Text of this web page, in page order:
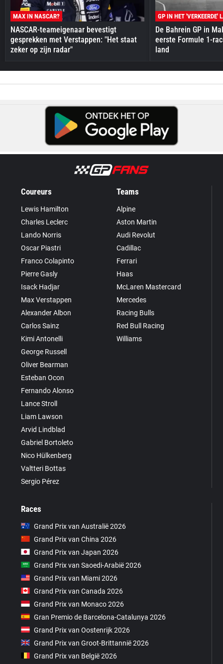
MAX IN NASCAR?
NASCAR-teameigenaar bevestigt
gesprekken met Verstappen: "Het staat
zeker op zijn radar"
GP IN HET 'VERKEERDE'
De Bahrein GP in
eerste Formule 1-
land
Coureurs
Lewis Hamilton
Charles Leclerc
Lando Norris
Oscar Piastri
Franco Colapinto
Pierre Gasly
Isack Hadjar
Max Verstappen
Alexander Albon
Carlos Sainz
Kimi Antonelli
George Russell
Oliver Bearman
Esteban Ocon
Fernando Alonso
Lance Stroll
Liam Lawson
Arvid Lindblad
Gabriel Bortoleto
Nico Hülkenberg
Valtteri Bottas
Sergio Pérez
Teams
Alpine
Aston Martin
Audi Revolut
Cadillac
Ferrari
Haas
McLaren Mastercard
Mercedes
Racing Bulls
Red Bull Racing
Williams
Races
Grand Prix van Australië 2026
Grand Prix van China 2026
Grand Prix van Japan 2026
Grand Prix van Saoedi-Arabië 2026
Grand Prix van Miami 2026
Grand Prix van Canada 2026
Grand Prix van Monaco 2026
Gran Premio de Barcelona-Catalunya 2026
Grand Prix van Oostenrijk 2026
Grand Prix van Groot-Brittannië 2026
Grand Prix van België 2026